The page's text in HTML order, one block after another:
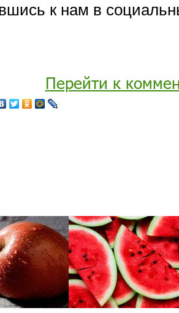
к нам в
Перейти к